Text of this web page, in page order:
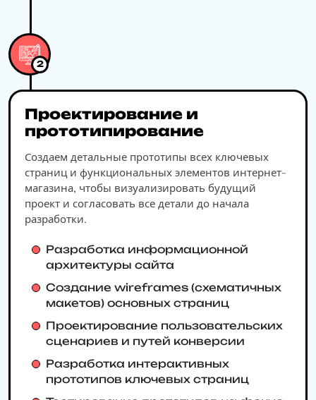
2
Проектирование и
прототипирование
Создаем детальные прототипы всех ключевых
страниц и функциональных элементов интернет-
магазина, чтобы визуализировать будущий
проект и согласовать все детали до начала
разработки.
Разработка информационной
архитектуры сайта
Создание wireframes (схематичных
макетов) основных страниц
Проектирование пользовательских
сценариев и путей конверсии
Разработка интерактивных
прототипов ключевых страниц